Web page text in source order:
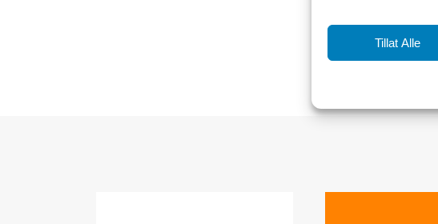
Tillat Alle